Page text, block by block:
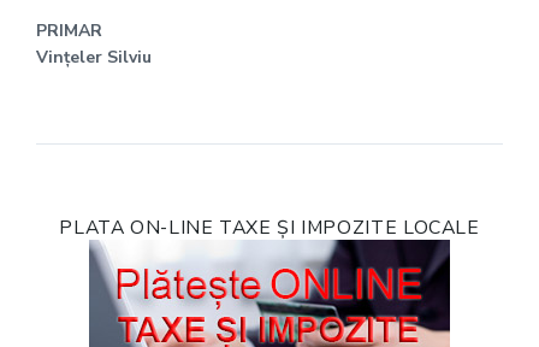
PRIMAR
Vințeler Silviu
PLATA ON-LINE TAXE ȘI IMPOZITE LOCALE